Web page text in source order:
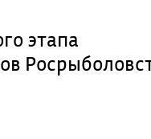
этапа